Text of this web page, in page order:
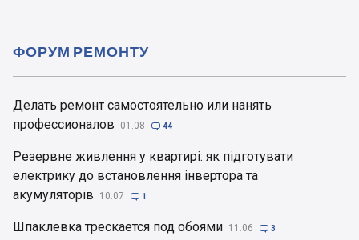
Делать ремонт самостоятельно или нанять
профессионалов
01.08  44
Резервне живлення у квартирі: як підготувати
електрику до встановлення інвертора та
акумуляторів
10.07  1
Шпаклевка трескается под обоями 11.06  3
ФОРУМ РЕМОНТУ